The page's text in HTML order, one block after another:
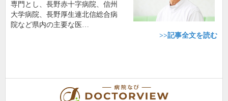
専門とし、長野赤十字病院、信州
大学病院、長野厚生連北信総合病
院など県内の主要な医…
>>記事全文を読む